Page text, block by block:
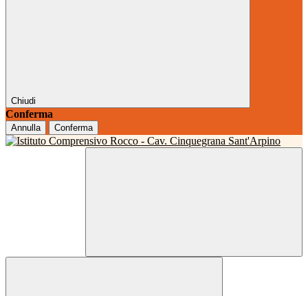
Chiudi
Conferma
Annulla Conferma